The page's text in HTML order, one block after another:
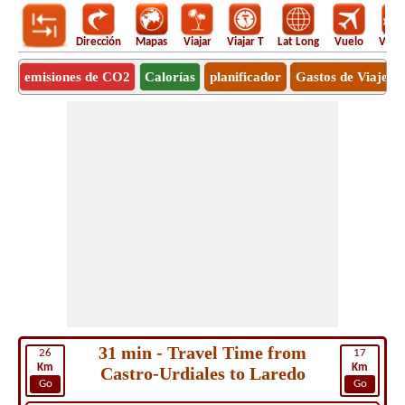
Dirección Mapas Viajar Viajar T Lat Long Vuelo
emisiones de CO2 Calorías planificador Gastos de Viaje
26
Km
Go
17
Km
Go
31 min - Travel Time from
Castro-Urdiales to Laredo